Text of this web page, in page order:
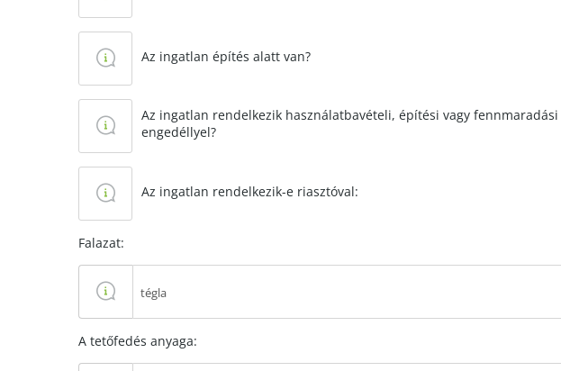
Az ingatlan építés alatt van?
Az ingatlan rendelkezik használatbavételi, építési vagy fennmaradási
engedéllyel?
Az ingatlan rendelkezik-e riasztóval:
Falazat:
tégla
A tetőfedés anyaga: